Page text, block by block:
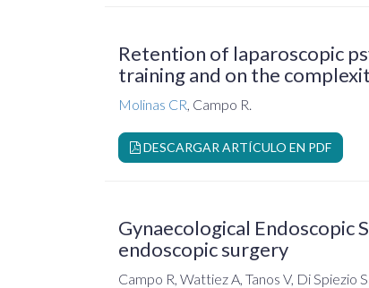
Retention of laparoscopic
training and on the
Molinas CR, Campo R.
DESCARGAR ARTÍCULO EN PDF
Gynaecological Endoscopic
endoscopic surgery
Campo R, Wattiez A, Tanos V, Di Spiezio